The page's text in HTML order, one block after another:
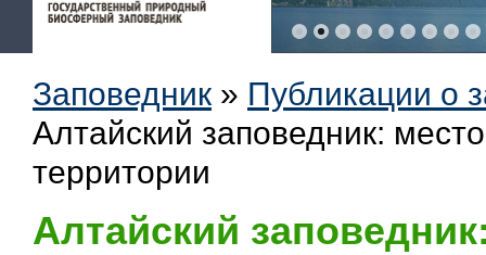
Заповедник » Публикации о
Алтайский заповедник:
территории
Алтайский